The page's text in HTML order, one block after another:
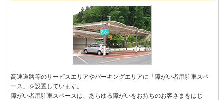
高速道路等のサービスエリアやパーキングエリアに「障がい者用駐車スペ
ース」を設置しています。
障がい者用駐車スペースは、あらゆる障がいをお持ちのお客さまをはじ